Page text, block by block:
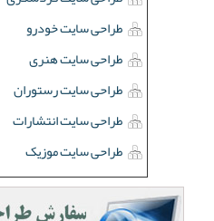
طراحی سایت خودرو
طراحی سایت هنری
طراحی سایت رستوران
طراحی سایت انتشارات
طراحی سایت موزیک